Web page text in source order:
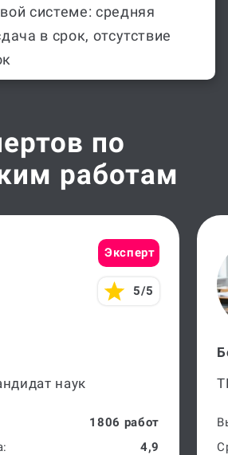
системе: средняя
в срок, отсутствие
по
работам
Эксперт
5/5
наук
1806 работ
4,9